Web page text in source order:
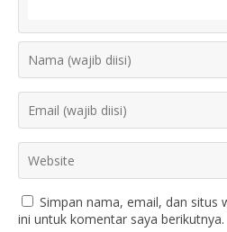
Simpan nama, email, dan situs
ini untuk komentar saya berikutnya.